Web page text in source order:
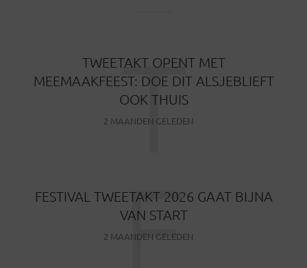
TWEETAKT OPENT MET
MEEMAAKFEEST: DOE DIT ALSJEBLIEFT
OOK THUIS
2 MAANDEN GELEDEN
T
FESTIVAL TWEETAKT 2026 GAAT BIJNA
VAN START
2 MAANDEN GELEDEN
F